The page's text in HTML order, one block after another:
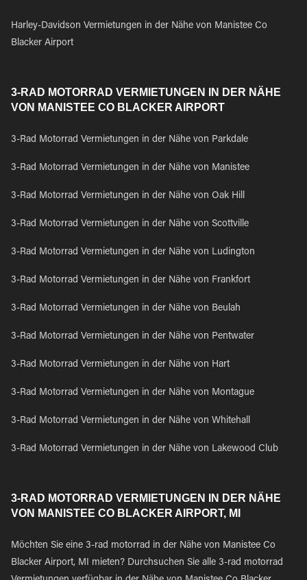
Harley-Davidson Vermietungen in der Nähe von Manistee Co
Blacker Airport
3-RAD MOTORRAD VERMIETUNGEN IN DER NÄHE
VON MANISTEE CO BLACKER AIRPORT
3-Rad Motorrad Vermietungen in der Nähe von Parkdale
3-Rad Motorrad Vermietungen in der Nähe von Manistee
3-Rad Motorrad Vermietungen in der Nähe von Oak Hill
3-Rad Motorrad Vermietungen in der Nähe von Scottville
3-Rad Motorrad Vermietungen in der Nähe von Ludington
3-Rad Motorrad Vermietungen in der Nähe von Frankfort
3-Rad Motorrad Vermietungen in der Nähe von Beulah
3-Rad Motorrad Vermietungen in der Nähe von Pentwater
3-Rad Motorrad Vermietungen in der Nähe von Hart
3-Rad Motorrad Vermietungen in der Nähe von Montague
3-Rad Motorrad Vermietungen in der Nähe von Whitehall
3-Rad Motorrad Vermietungen in der Nähe von Lakewood Club
3-RAD MOTORRAD VERMIETUNGEN IN DER NÄHE
VON MANISTEE CO BLACKER AIRPORT, MI
Möchten Sie eine 3-rad motorrad in der Nähe von Manistee Co
Blacker Airport, MI mieten? Durchsuchen Sie alle 3-rad motorrad